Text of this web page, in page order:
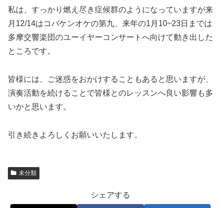
私は、すっかり燃え尽き症候群のようになっていますが来
月12/14はコバケンオケの第九、来年の1月10~23日までは
多摩交響楽団のユーイヤーコンサートへ向けて動き出した
ところです。
皆様には、ご迷惑をおかけすることもあると思いますが、
演奏活動を続けることで皆様とのレッスンへ良い影響も多
いかと思います。
引き続きよろしくお願いいたします。
未分類
シェアする